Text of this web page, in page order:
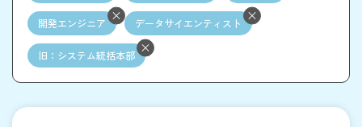
開発エンジニア データサイエンティスト
旧：システム統括本部